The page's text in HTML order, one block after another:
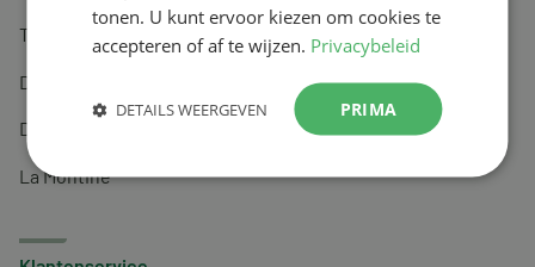
Tai-Ginseng
Dermagíq
Draisma
La Montine
tonen. U kunt ervoor kiezen om cookies te
accepteren of af te wijzen. Privacybeleid
PRIMA
DETAILS WEERGEVEN